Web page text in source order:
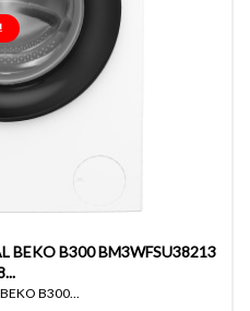
BEKO B300 BM3WFSU38213
B300...